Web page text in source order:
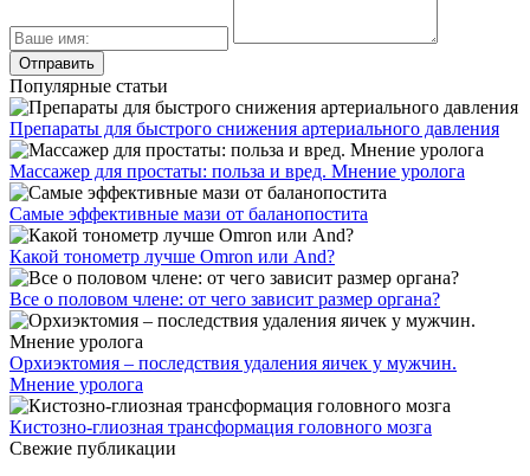
Популярные статьи
Препараты для быстрого снижения артериального давления
Массажер для простаты: польза и вред. Мнение уролога
Самые эффективные мази от баланопостита
Какой тонометр лучше Omron или And?
Все о половом члене: от чего зависит размер органа?
Орхиэктомия – последствия удаления яичек у мужчин.
Мнение уролога
Кистозно-глиозная трансформация головного мозга
Свежие публикации